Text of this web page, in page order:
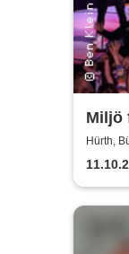
Miljö
Hürth,